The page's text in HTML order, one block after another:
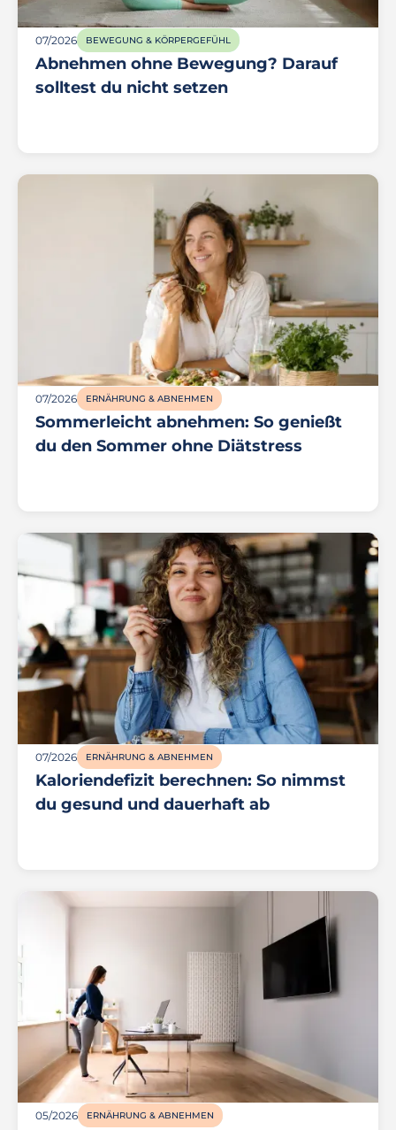
07/2026 BEWEGUNG & KÖRPERGEFÜHL
Abnehmen ohne Bewegung? Darauf
solltest du nicht setzen
07/2026 ERNÄHRUNG & ABNEHMEN
Sommerleicht abnehmen: So genießt
du den Sommer ohne Diätstress
07/2026 ERNÄHRUNG & ABNEHMEN
Kaloriendefizit berechnen: So nimmst
du gesund und dauerhaft ab
05/2026 ERNÄHRUNG & ABNEHMEN